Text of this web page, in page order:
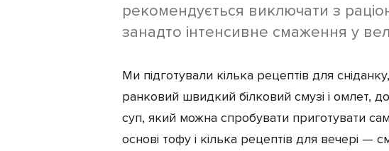
рекомендується виключати з
занадто інтенсивне смаження у
Ми підготували кілька рецептів для
ранковий швидкий білковий смузі і омлет,
суп, який можна спробувати приготувати
основі тофу і кілька рецептів для вечері —